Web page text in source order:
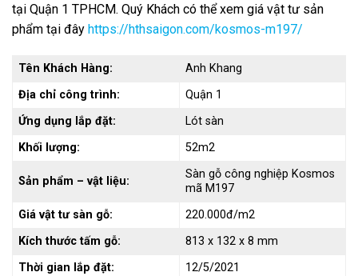
tại Quận 1 TPHCM. Quý Khách có thể xem giá vật tư sản
phẩm tại đây https://hthsaigon.com/kosmos-m197/
Tên Khách Hàng:
Anh Khang
Địa chỉ công trình:
Quận 1
Ứng dụng lắp đặt:
Lót sàn
Khối lượng:
52m2
Sản phẩm – vật liệu:
Sàn gỗ công nghiệp Kosmos
mã M197
Giá vật tư sàn gỗ:
220.000đ/m2
Kích thước tấm gỗ:
813 x 132 x 8 mm
Thời gian lắp đặt:
12/5/2021